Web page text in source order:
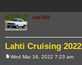
sbc350
Lahti Cruising 2022
Wed Mar 16, 2022 7:23 am